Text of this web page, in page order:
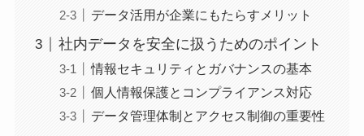
データ活用が企業にもたらすメリット
社内データを安全に扱うためのポイント
情報セキュリティとガバナンスの基本
個人情報保護とコンプライアンス対応
データ管理体制とアクセス制御の重要性